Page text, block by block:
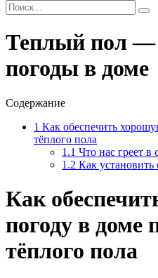
Теплый пол —
погоды в доме
Содержание
1 Как обеспечить
тёплого пола
1.1 Что нас греет в
1.2 Как установить
Как
погоду в
тёплого пола